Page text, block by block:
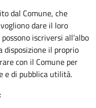
dal Comune, che
dare il loro
iscriversi all’albo
il proprio
con il Comune per
e di pubblica utilità.